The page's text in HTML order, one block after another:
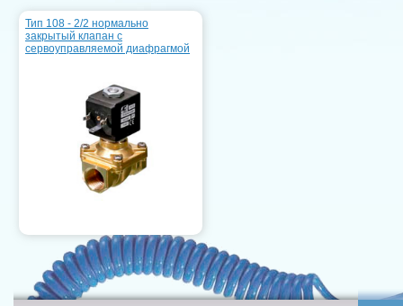
Тип 108 - 2/2 нормально
закрытый клапан с
сервоуправляемой диафрагмой